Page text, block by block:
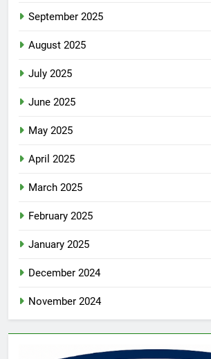
September 2025
August 2025
July 2025
June 2025
May 2025
April 2025
March 2025
February 2025
January 2025
December 2024
November 2024